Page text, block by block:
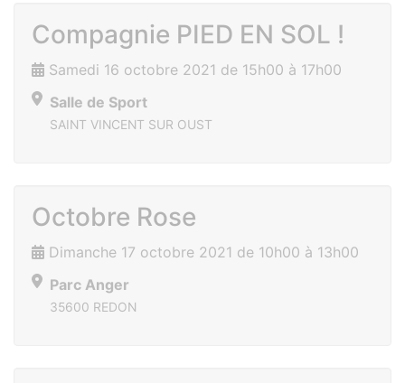
Compagnie PIED EN SOL !
Samedi 16 octobre 2021 de 15h00 à 17h00
Salle de Sport
SAINT VINCENT SUR OUST
Octobre Rose
Dimanche 17 octobre 2021 de 10h00 à 13h00
Parc Anger
35600 REDON